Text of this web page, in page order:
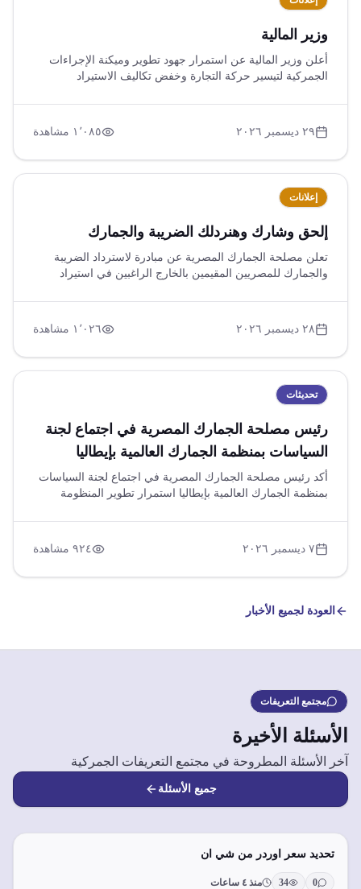
وزير المالية
أعلن وزير المالية عن استمرار جهود تطوير وميكنة الإجراءات
الجمركية لتيسير حركة التجارة وخفض تكاليف الاستيراد
الاستراتيجية ومستلزمات الإنتاج. تم الإفراج عن بضائع بقيمة
٧٢,٤ مليار دولار خلال ٢٠٢٣، مع تنفيذ العديد من التيسيرات لدعم
المستثمرين ومواجهة التحديات الاقتصادية.
٢٩ ديسمبر ٢٠٢٦ ١٬٠٨٥ مشاهدة
إعلانات
إلحق وشارك وهنردلك الضريبة والجمارك
تعلن مصلحة الجمارك المصرية عن مبادرة لاسترداد الضريبة
والجمارك للمصريين المقيمين بالخارج الراغبين في استيراد
خاص بالمبادرة. تهدف المبادرة لتسهيل الإجراءات وتوضيح
المتطلبات المالية والاستيرادية للمستفيدين.
٢٨ ديسمبر ٢٠٢٦ ١٬٠٢٦ مشاهدة
تحديثات
رئيس مصلحة الجمارك المصرية في اجتماع لجنة
السياسات بمنظمة الجمارك العالمية بإيطاليا
أكد رئيس مصلحة الجمارك المصرية في اجتماع لجنة السياسات
بمنظمة الجمارك العالمية بإيطاليا استمرار تطوير المنظومة
لتحسين تحليل البيانات وتسهيل الإجراءات للركاب. كما أشار إلى
دعم المسح البيئي لعام ٢٠٢٤ وتحليل العوامل الخارجية وفق
منهجية PESTLE، والتعاون الدولي لتسهيل التجارة المشروعة
وتعزيز الرقابة على الحدود.
٧ ديسمبر ٢٠٢٦ ٩٢٤ مشاهدة
العودة لجميع الأخبار
مجتمع التعريفات
الأسئلة الأخيرة
آخر الأسئلة المطروحة في مجتمع التعريفات الجمركية
جميع الأسئلة
تحديد سعر اوردر من شي ان
0
34 منذ ٤ ساعات